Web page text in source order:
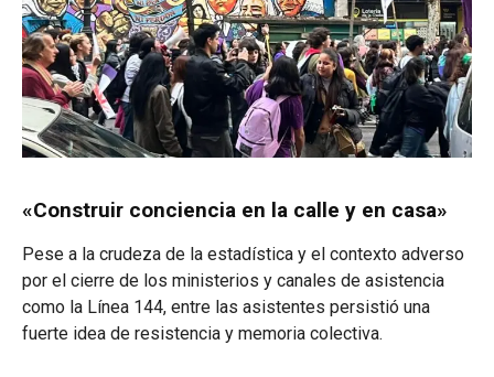
«Construir conciencia en la calle y en casa»
Pese a la crudeza de la estadística y el contexto adverso
por el cierre de los ministerios y canales de asistencia
como la Línea 144, entre las asistentes persistió una
fuerte idea de resistencia y memoria colectiva.